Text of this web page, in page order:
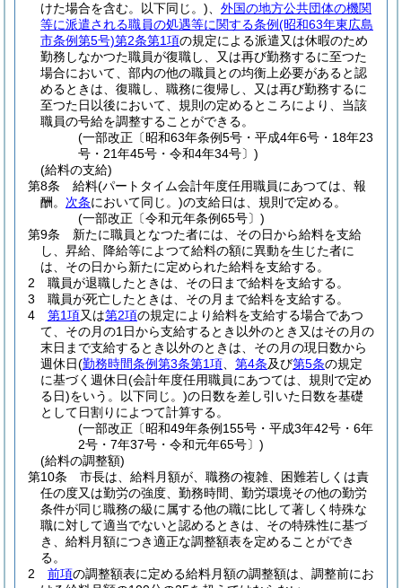
けた場合を含む。以下同じ。)
外国の地方公共団体の機関
等に派遣される職員の処遇等に関する条例(昭和63年東広島
市条例第5号)第2条第1項の規定による派遣又は休暇のため
勤務しなかつた職員が復職し、又は再び勤務するに至つた
場合において、部内の他の職員との均衡上必要があると認
めるときは、復職し、職務に復帰し、又は再び勤務するに
至つた日以後において、規則の定めるところにより、当該
職員の号給を調整することができる。
(一部改正〔昭和63年条例5号・平成4年6号・18年23
号・21年45号・令和4年34号〕)
(給料の支給)
第8条
給料(パートタイム会計年度任用職員にあつては、報
酬。 次条において同じ。)の支給日は、規則で定める。
(一部改正〔令和元年条例65号〕)
第9条
新たに職員となつた者には、その日から給料を支給
し、昇給、降給等によつて給料の額に異動を生じた者に
は、その日から新たに定められた給料を支給する。
2
職員が退職したときは、その日まで給料を支給する。
3
職員が死亡したときは、その月まで給料を支給する。
4
第1項又は第2項の規定により給料を支給する場合であつ
て、その月の1日から支給するとき以外のとき又はその月の
末日まで支給するとき以外のときは、その月の現日数から
週休日(勤務時間条例第3条第1項 第4条及び第5条の規定
に基づく週休日(会計年度任用職員にあつては、規則で定め
る日)をいう。以下同じ。)の日数を差し引いた日数を基礎
として日割りによつて計算する。
(一部改正〔昭和49年条例155号・平成3年42号・6年
2号・7年37号・令和元年65号〕)
(給料の調整額)
第10条
市長は、給料月額が、職務の複雑、困難若しくは責
任の度又は勤労の強度、勤務時間、勤労環境その他の勤労
条件が同じ職務の級に属する他の職に比して著しく特殊な
職に対して適当でないと認めるときは、その特殊性に基づ
き、給料月額につき適正な調整額表を定めることができ
る。
2
前項の調整額表に定める給料月額の調整額は、調整前にお